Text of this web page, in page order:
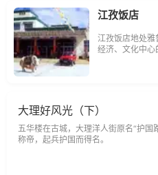
江孜饭店
江孜饭店地处雅
经济、文化中心
大理好风光（下）
五华楼在古城，大理洋人街原名“护国
称帝，起兵护国而得名。